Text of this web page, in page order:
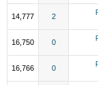
2
14,777
0
16,750
0
16,766